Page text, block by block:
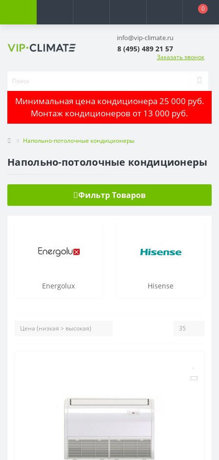
0
info@vip-climate.ru
8 (495) 489 21 57
Заказать звонок
Минимальная цена кондиционера 25 000 руб.
Монтаж кондиционеров от 13 000 руб.
Напольно-потолочные кондиционеры
Напольно-потолочные кондиционеры
Фильтр Товаров
Energolux Hisense